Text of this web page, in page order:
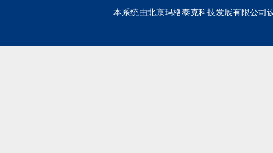
本系统由北京玛格泰克科技发展有限公司